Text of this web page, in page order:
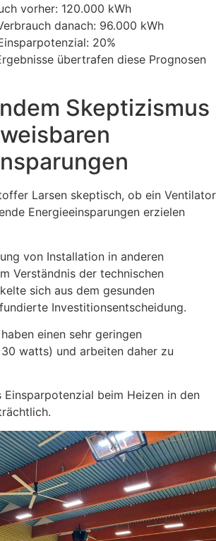
vorher: 120.000 kWh
danach: 96.000 kWh
20%
übertrafen diese Prognosen
Skeptizismus
Larsen skeptisch, ob ein Ventilator
Energieeinsparungen erzielen
von Installation in anderen
Verständnis der technischen
sich aus dem gesunden
Investitionsentscheidung.
einen sehr geringen
watts) und arbeiten daher zu
beim Heizen in den